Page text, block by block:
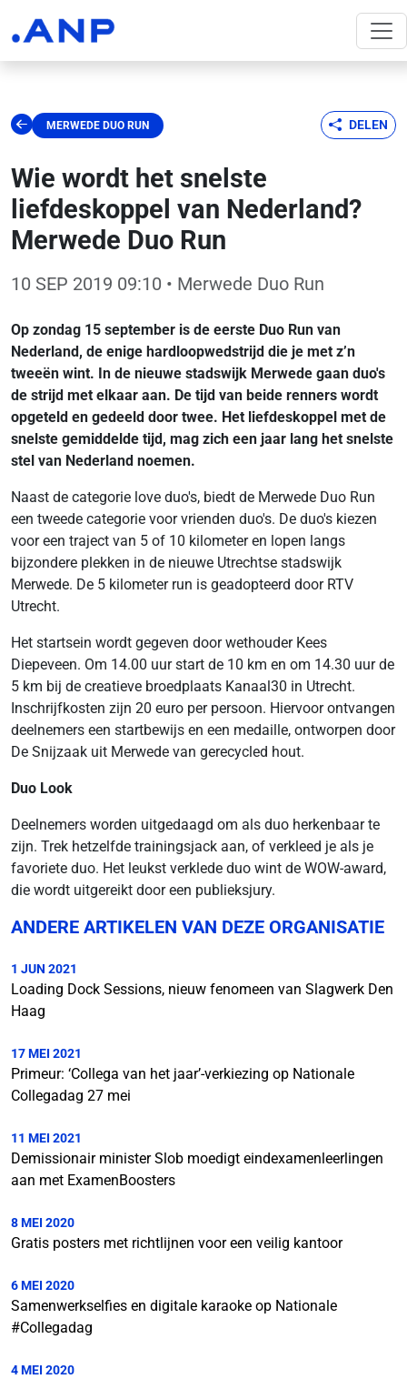
MERWEDE DUO RUN DELEN
Wie wordt het snelste
liefdeskoppel van Nederland?
Merwede Duo Run
10 SEP 2019 09:10 • Merwede Duo Run
Op zondag 15 september is de eerste Duo Run van
Nederland, de enige hardloopwedstrijd die je met z’n
tweeën wint. In de nieuwe stadswijk Merwede gaan duo's
de strijd met elkaar aan. De tijd van beide renners wordt
opgeteld en gedeeld door twee. Het liefdeskoppel met de
snelste gemiddelde tijd, mag zich een jaar lang het snelste
stel van Nederland noemen.
Naast de categorie love duo's, biedt de Merwede Duo Run
een tweede categorie voor vrienden duo's. De duo's kiezen
voor een traject van 5 of 10 kilometer en lopen langs
bijzondere plekken in de nieuwe Utrechtse stadswijk
Merwede. De 5 kilometer run is geadopteerd door RTV
Utrecht.
Het startsein wordt gegeven door wethouder Kees
Diepeveen. Om 14.00 uur start de 10 km en om 14.30 uur de
5 km bij de creatieve broedplaats Kanaal30 in Utrecht.
Inschrijfkosten zijn 20 euro per persoon. Hiervoor ontvangen
deelnemers een startbewijs en een medaille, ontworpen door
De Snijzaak uit Merwede van gerecycled hout.
Duo Look
Deelnemers worden uitgedaagd om als duo herkenbaar te
zijn. Trek hetzelfde trainingsjack aan, of verkleed je als je
favoriete duo. Het leukst verklede duo wint de WOW-award,
die wordt uitgereikt door een publieksjury.
ANDERE ARTIKELEN VAN DEZE ORGANISATIE
1 JUN 2021
Loading Dock Sessions, nieuw fenomeen van Slagwerk Den
Haag
17 MEI 2021
Primeur: ‘Collega van het jaar’-verkiezing op Nationale
Collegadag 27 mei
11 MEI 2021
Demissionair minister Slob moedigt eindexamenleerlingen
aan met ExamenBoosters
8 MEI 2020
Gratis posters met richtlijnen voor een veilig kantoor
6 MEI 2020
Samenwerkselfies en digitale karaoke op Nationale
#Collegadag
4 MEI 2020